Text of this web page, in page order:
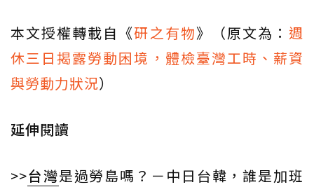
本文授權轉載自《研之有物》（原文為： 週
休三日揭露勞動困境，體檢臺灣工時、薪資
與勞動力狀況）
延伸閱讀
>>台灣是過勞島嗎？－中日台韓，誰是加班